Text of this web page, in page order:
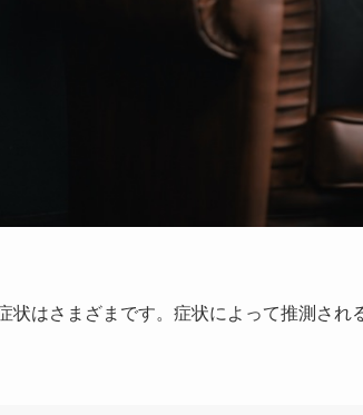
状はさまざまです。症状によって推測され